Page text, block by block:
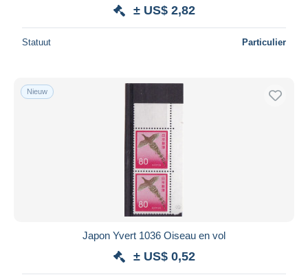
± US$ 2,82
Statuut Particulier
Nieuw
Japon Yvert 1036 Oiseau en vol
± US$ 0,52